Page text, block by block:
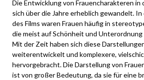
Die Entwicklung von Frauencharakteren in
sich über die Jahre erheblich gewandelt.
des Films waren Frauen häufig in
die meist auf Schönheit und
Mit der Zeit haben sich diese
weiterentwickelt und komplexere,
hervorgebracht. Die Darstellung von
ist von großer Bedeutung, da sie für eine